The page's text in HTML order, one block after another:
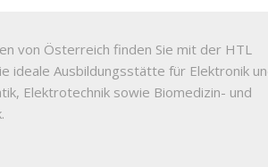
von Österreich finden Sie mit der HTL
ideale Ausbildungsstätte für Elektronik
Elektrotechnik sowie Biomedizin- und